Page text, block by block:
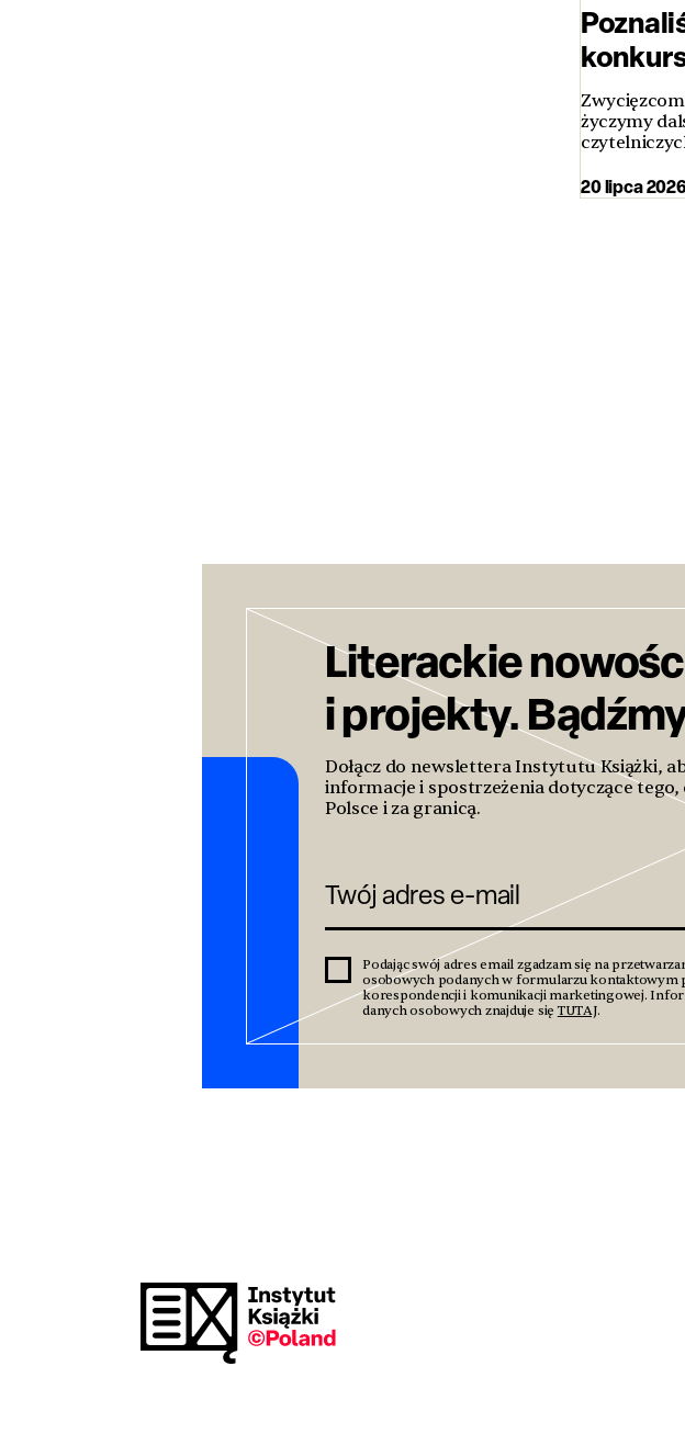
życzymy
20 lipca
Literackie
i projekty.
Dołącz do newslettera Instytutu Książki,
informacje i spostrzeżenia dotyczące
Polsce i za granicą.
Podając swój adres email zgadzam się na
osobowych podanych w formularzu kontaktowym
korespondencji i komunikacji marketingowej.
danych osobowych znajduje sięTUTAJ.